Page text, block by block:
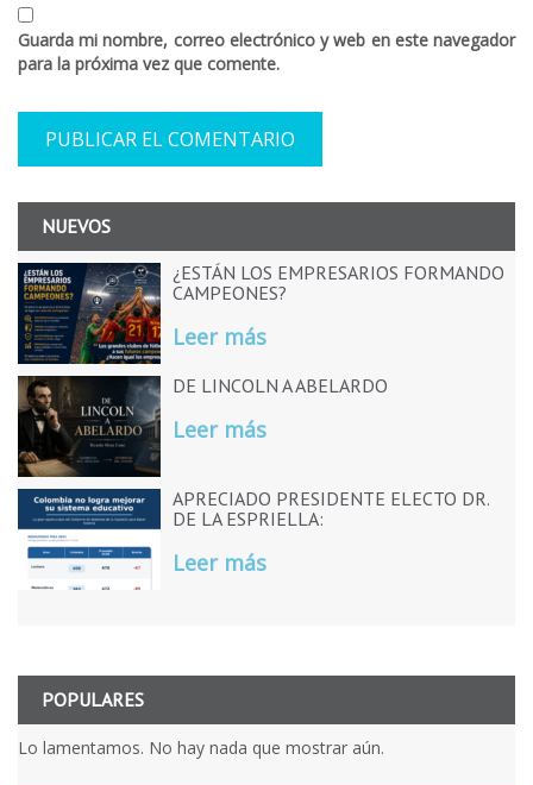
Guarda mi nombre, correo electrónico y web en este navegador
para la próxima vez que comente.
NUEVOS
¿ESTÁN LOS EMPRESARIOS FORMANDO
CAMPEONES?
Leer más
DE LINCOLN A ABELARDO
Leer más
APRECIADO PRESIDENTE ELECTO DR.
DE LA ESPRIELLA:
Leer más
POPULARES
Lo lamentamos. No hay nada que mostrar aún.